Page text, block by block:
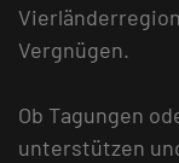
Vergnügen.
Ob Tagungen
unterstützen